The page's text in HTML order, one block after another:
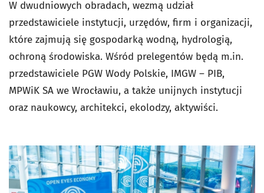
W dwudniowych obradach, wezmą udział
przedstawiciele instytucji, urzędów, firm i organizacji,
które zajmują się gospodarką wodną, hydrologią,
ochroną środowiska. Wśród prelegentów będą m.in.
przedstawiciele PGW Wody Polskie, IMGW – PIB,
MPWiK SA we Wrocławiu, a także unijnych instytucji
oraz naukowcy, architekci, ekolodzy, aktywiści.